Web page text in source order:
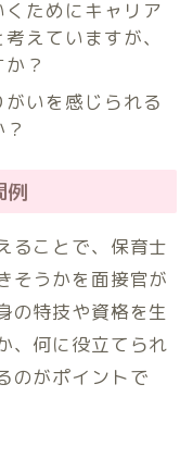
ためにキャリア
えていますが、
？
いを感じられる
例
ることで、保育士
そうかを面接官が
の特技や資格を生
、何に役立てられ
のがポイントで